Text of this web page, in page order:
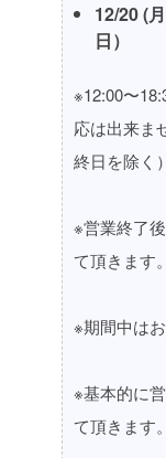
12/20 (
日）
※12:00〜
応は出来ま
終日を除く）
※営業終了
て頂きます。
※期間中は
※基本的に
て頂きます。